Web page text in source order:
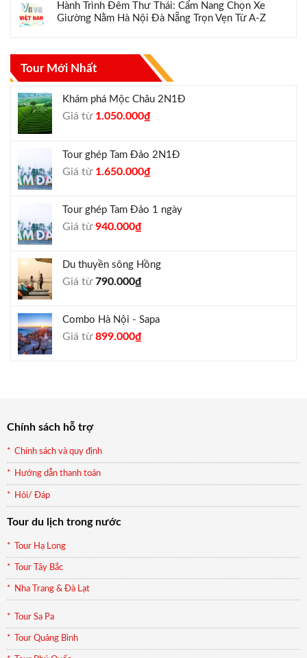
Hành Trình Đêm Thư Thái: Cẩm Nang Chọn Xe
Giường Nằm Hà Nội Đà Nẵng Trọn Vẹn Từ A-Z
Tour Mới Nhất
Khám phá Mộc Châu 2N1Đ
Giá từ Giá
1.300.000₫.
1.050.000₫Giá
là:
Tour ghép Tam Đảo 2N1Đ
Giá từ Giá
1.800.000₫.
1.650.000₫Giá
là:
Tour ghép Tam Đảo 1 ngày
Giá từGiá
1.000.000₫.
940.000₫Giá
là:
Du thuyền sông Hồng
Giá từ790.000₫
Combo Hà Nội - Sapa
Giá từGiá
899.000₫Giá
Chính sách hỗ trợ
Chính sách và quy định
Hướng dẫn thanh toán
Hỏi/ Đáp
Tour du lịch trong nước
Tour Hạ Long
Tour Tây Bắc
Nha Trang & Đà Lạt
Tour Sa Pa
Tour Quảng Bình